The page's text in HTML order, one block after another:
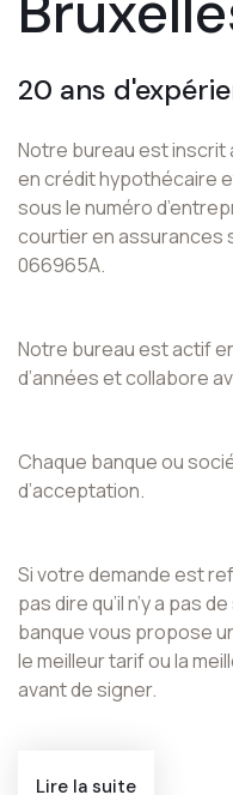
20 ans
Notre bureau est
en crédit hypothécaire
sous le numéro
courtier en assurances
066965A.
Notre bureau est actif
d’années et collabore
Chaque banque ou
d’acceptation.
Si votre demande est
pas dire qu’il n’y a pas
banque vous propose
le meilleur tarif ou la
avant de signer.
Lire la suite